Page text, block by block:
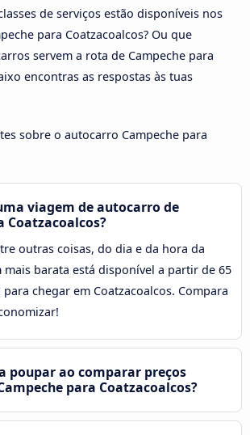
de serviços estão disponíveis nos
para Coatzacoalcos? Ou que
servem a rota de Campeche para
encontras as respostas às tuas
sobre o autocarro Campeche para
viagem de autocarro de
Coatzacoalcos?
outras coisas, do dia e da hora da
mais barata está disponível a partir de 65
chegar em Coatzacoalcos. Compara
poupar ao comparar preços
para Coatzacoalcos?